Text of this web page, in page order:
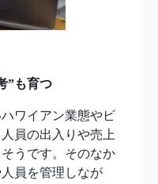
”も育つ
ワイアン業態やビ
員の出入りや売上
うです。そのなか
員を管理しなが